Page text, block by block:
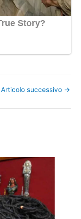
Articolo successivo →